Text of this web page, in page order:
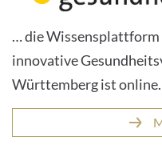
… die
innovative
Württemberg ist online.